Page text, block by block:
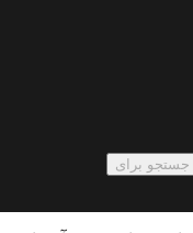
جستجو برای